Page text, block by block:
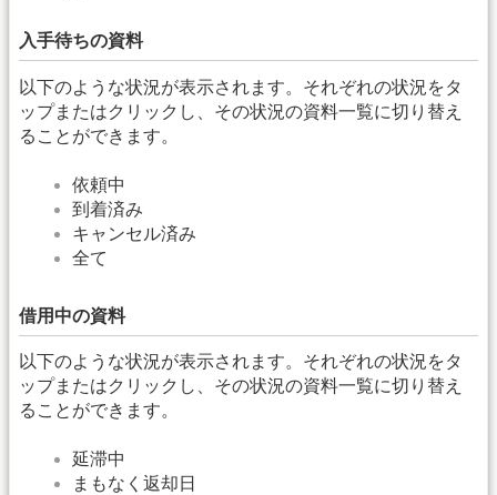
入手待ちの資料
以下のような状況が表示されます。それぞれの状況をタ
ップまたはクリックし、その状況の資料一覧に切り替え
ることができます。
依頼中
到着済み
キャンセル済み
全て
借用中の資料
以下のような状況が表示されます。それぞれの状況をタ
ップまたはクリックし、その状況の資料一覧に切り替え
ることができます。
延滞中
まもなく返却日